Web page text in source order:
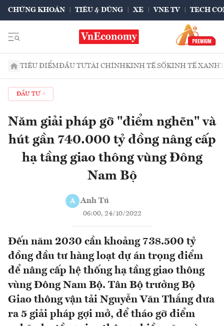
CHỨNG KHOÁN TIÊU & DÙNG XE VNE TV TECH
TIÊU ĐIỂMĐẦU TƯTÀI CHÍNHKINH TẾ SỐKINH TẾ XANH
ĐẦU TƯ
Năm giải pháp gỡ "điểm nghẽn" và
hút gần 740.000 tỷ đồng nâng cấp
hạ tầng giao thông vùng Đông
Nam Bộ
A Anh Tú
06:00, 24/10/2022
Đến năm 2030 cần khoảng 738.500 tỷ
đồng đầu tư hàng loạt dự án trọng điểm
để nâng cấp hệ thống hạ tầng giao thông
vùng Đông Nam Bộ. Tân Bộ trưởng Bộ
Giao thông vận tải Nguyễn Văn Thắng đưa
ra 5 giải pháp gợi mở, để tháo gỡ điểm